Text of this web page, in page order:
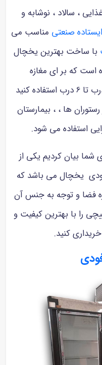
، سالاد ، نوشابه و
صنعتی مناسب می
با ساخت بهترین یخچال
است که بر ای مغازه
وفست فودی خود از یخچال تک درب تا 6 درب استفاده کنید
ها ، ، بیمارستان
استفاده می شود.
شما بیان کردیم یکی از
یخچال می باشد که
فضا و توجه به جنس آن
را با بهترین کیفیت و
خریداری کنید.